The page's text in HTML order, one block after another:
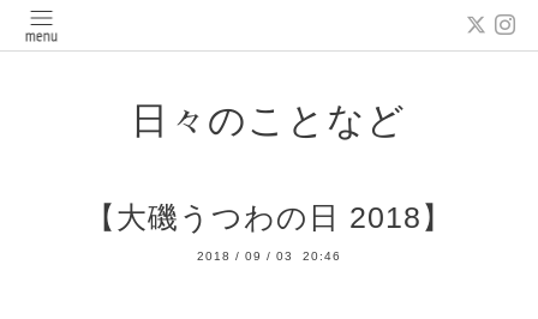
日々のことなど
【大磯うつわの日 2018】
2018 / 09 / 03 20:46